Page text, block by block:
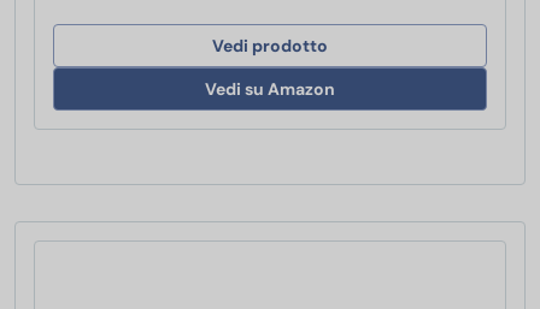
Vedi prodotto
Vedi su Amazon